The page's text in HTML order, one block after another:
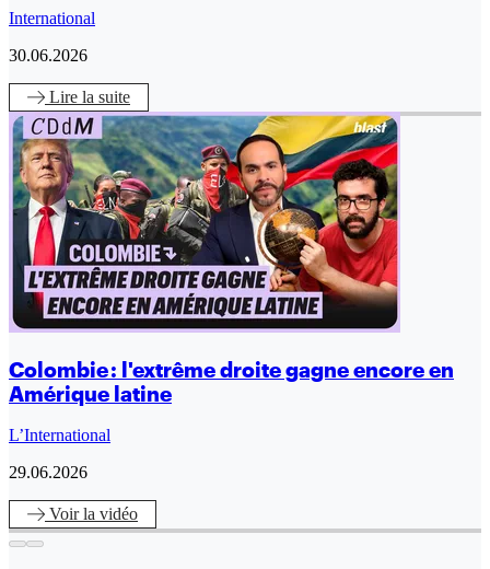
International
30.06.2026
Lire la suite
Colombie : l'extrême droite gagne encore en
Amérique latine
L’International
29.06.2026
Voirla vidéo